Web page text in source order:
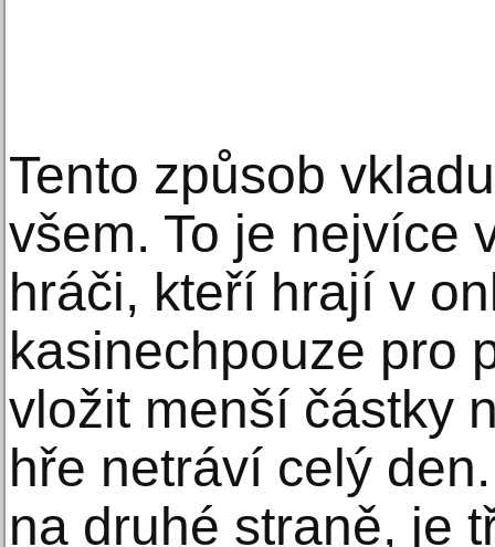
Tento způsob
všem. To je nejvíce
hráči, kteří hrají v
kasinechpouze pro
vložit menší částky
hře netráví celý
na druhé straně, je